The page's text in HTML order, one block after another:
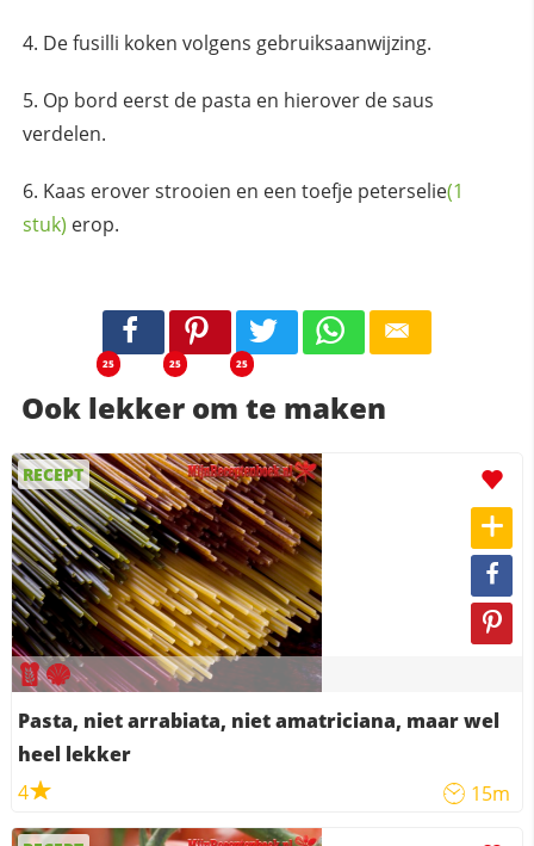
De fusilli koken volgens gebruiksaanwijzing.
Op bord eerst de pasta en hierover de saus
verdelen.
Kaas erover strooien en een toefje peterselie(1
stuk) erop.
25 25 25
Ook lekker om te maken
RECEPT
Pasta, niet arrabiata, niet amatriciana, maar wel
heel lekker
4
15m